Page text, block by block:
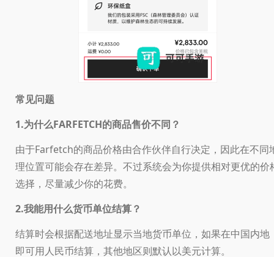
常见问题
1.为什么FARFETCH的商品售价不同？
由于Farfetch的商品价格由合作伙伴自行决定，因此在不同
理位置可能会存在差异。不过系统会为你提供相对更优的价
选择，尽量减少你的花费。
2.我能用什么货币单位结算？
结算时会根据配送地址显示当地货币单位，如果在中国内地
即可用人民币结算，其他地区则默认以美元计算。